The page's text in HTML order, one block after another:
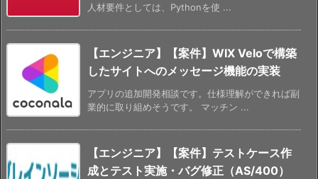
人材要件としては、Pythonを使 ...
【エンジニア】【案件】WIX Veloで構築
したサイトへのメッセージ機能の実装
アプリの追加開発相談です。仕様理解ができれば副
業的に取り組めそうです。 マッチン ...
【エンジニア】【案件】テストケース作
成とテスト実施・バグ修正（AS/400）